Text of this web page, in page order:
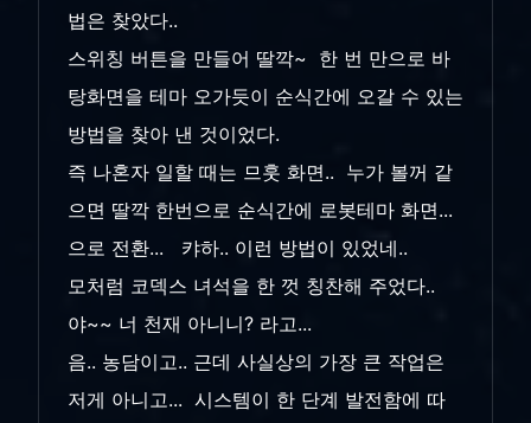
법은 찾았다..
스위칭 버튼을 만들어 딸깍~ 한 번 만으로 바
탕화면을 테마 오가듯이 순식간에 오갈 수 있는
방법을 찾아 낸 것이었다.
즉 나혼자 일할 때는 므훗 화면.. 누가 볼꺼 같
으면 딸깍 한번으로 순식간에 로봇테마 화면...
으로 전환... 캬하.. 이런 방법이 있었네..
모처럼 코덱스 녀석을 한 껏 칭찬해 주었다..
야~~ 너 천재 아니니? 라고...
음.. 농담이고.. 근데 사실상의 가장 큰 작업은
저게 아니고... 시스템이 한 단계 발전함에 따